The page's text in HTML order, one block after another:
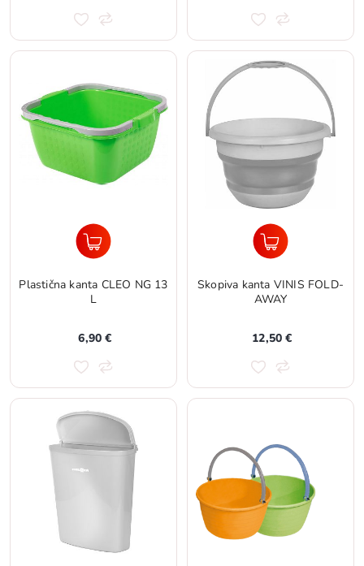
Plastična kanta CLEO NG 13
L
6,90 €
Skopiva kanta VINIS FOLD-
AWAY
12,50 €